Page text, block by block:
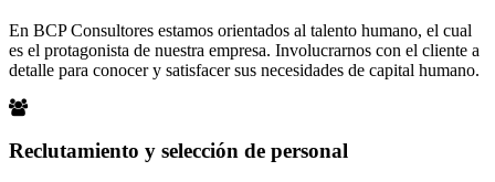
En BCP Consultores estamos orientados al talento humano, el cual
es el protagonista de nuestra empresa. Involucrarnos con el cliente a
detalle para conocer y satisfacer sus necesidades de capital humano.
Reclutamiento y selección de personal